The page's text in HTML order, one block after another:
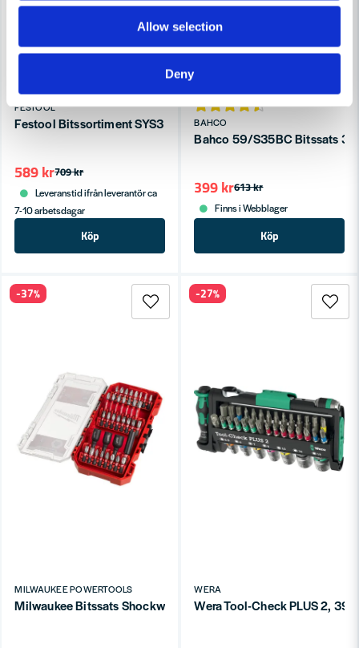
Allow selection
Deny
FESTOOL
Festool Bitssortiment SYS3 XXS CE-MX BHS 60
709 kr
589 kr
Leveranstid ifrån leverantör ca
7-10 arbetsdagar
Köp
BAHCO
Bahco 59/S35BC Bitssats 35
613 kr
399 kr
Finns i Webblager
Köp
MILWAUKEE POWERTOOLS
Milwaukee Bitssats Shockwave CD 35-delar
-37%
WERA
Wera Tool-Check PLUS 2, 39
-27%